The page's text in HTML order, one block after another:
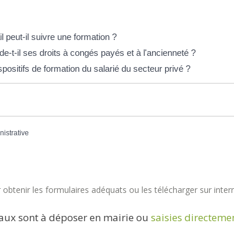
peut-il suivre une formation ?
t-il ses droits à congés payés et à l'ancienneté ?
de formation du salarié du secteur privé ?
les formulaires adéquats ou les télécharger sur
sont à déposer en mairie ou saisies